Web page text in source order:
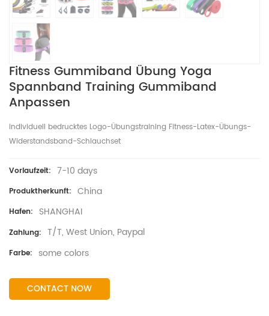
Fitness Gummiband Übung Yoga
Spannband Training Gummiband
Anpassen
individuell bedrucktes Logo-Übungstraining Fitness-Latex-Übungs-
Widerstandsband-Schlauchset
Vorlaufzeit: 7-10 days
Produktherkunft: China
Hafen: SHANGHAI
Zahlung: T/T, West Union, Paypal
Farbe: some colors
CONTACT NOW